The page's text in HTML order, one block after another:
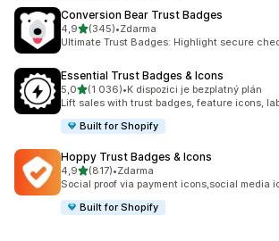
Conversion Bear Trust Badges
4,9z 5 hvězd
(345)
Celkový počet recenzí: 345
•Zdarma
Ultimate Trust Badges: Highlight secure
Essential Trust Badges & Icons
5,0z 5 hvězd
(1 036)
Celkový počet recenzí: 1036
•K dispozici je bezplatný plán
Lift sales with trust badges, feature icons,
Built for Shopify
Hoppy Trust Badges & Icons
4,9z 5 hvězd
(817)
Celkový počet recenzí: 817
•Zdarma
Social proof via payment icons,social media
Built for Shopify